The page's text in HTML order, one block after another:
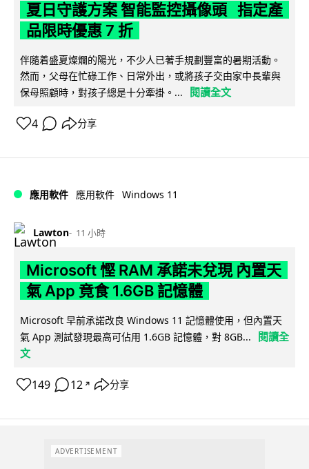
夏日守護方案 智能監控攝像頭 指定產
品限時優惠 7 折
伴隨着盛夏燦爛的陽光，不少人已著手規劃豐富的暑期活動。
然而，父母在忙碌工作、日常外出，或將孩子交由家中長輩與
保母照顧時，對孩子總是十分牽掛。...
閱讀全文
4 分享
應用軟件 應用軟件 Windows 11
Lawton 11 小時
Microsoft 慳 RAM 承諾未兌現 內置天
氣 App 竟食 1.6GB 記憶體
Microsoft 早前承諾改良 Windows 11 記憶體使用，但內置天
氣 App 測試發現最高可佔用 1.6GB 記憶體，對 8GB...
閱讀全
文
149 12 ↗ 分享
ADVERTISEMENT